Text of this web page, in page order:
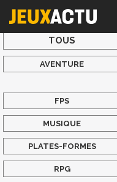
TOUS
AVENTURE
FPS
MUSIQUE
PLATES-FORMES
RPG